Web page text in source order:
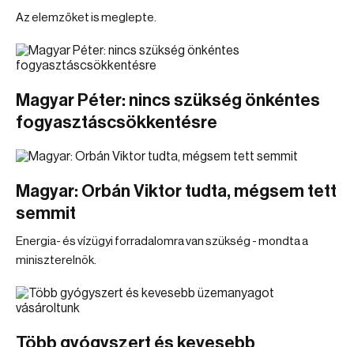
Az elemzőket is meglepte.
Magyar Péter: nincs szükség önkéntes
fogyasztáscsökkentésre
Magyar: Orbán Viktor tudta, mégsem tett
semmit
Energia- és vízügyi forradalomra van szükség - mondta a
miniszterelnök.
Több gyógyszert és kevesebb